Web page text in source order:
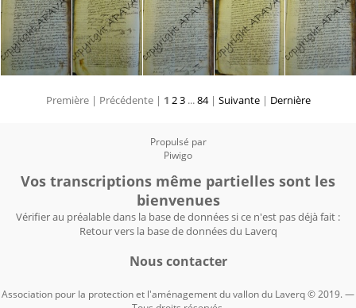
Première | Précédente | 1 23...84 | Suivante | Dernière
Propulsé par
Piwigo
Vos transcriptions même partielles sont les
bienvenues
Vérifier au préalable dans la base de données si ce n'est pas déjà fait :
Retour vers la base de données du Laverq
Nous contacter
Association pour la protection et l'aménagement du vallon du Laverq © 2019. —